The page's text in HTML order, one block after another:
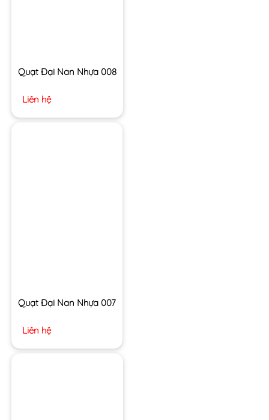
Quạt Đại Nan Nhựa 008
Liên hệ
Quạt Đại Nan Nhựa 007
Liên hệ